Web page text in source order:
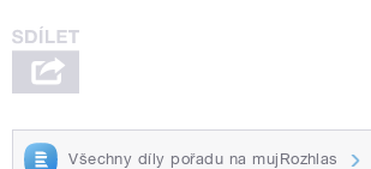
Všechny díly pořadu na mujRozhlas